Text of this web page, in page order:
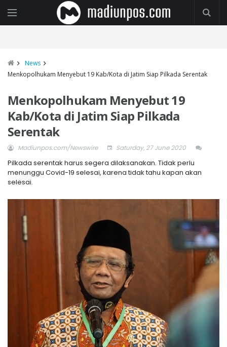
News
Menkopolhukam Menyebut 19 Kab/Kota di Jatim Siap Pilkada Serentak
Menkopolhukam Menyebut 19
Kab/Kota di Jatim Siap Pilkada
Serentak
Madiunpos.com/Newswire Saturday, 27 June 2020
Pilkada serentak harus segera dilaksanakan. Tidak perlu
menunggu Covid-19 selesai, karena tidak tahu kapan akan
selesai.